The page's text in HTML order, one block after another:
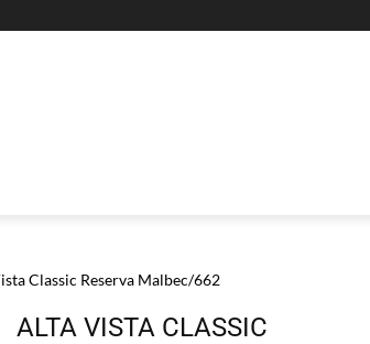
Classic Reserva Malbec/662
ALTA VISTA CLASSIC